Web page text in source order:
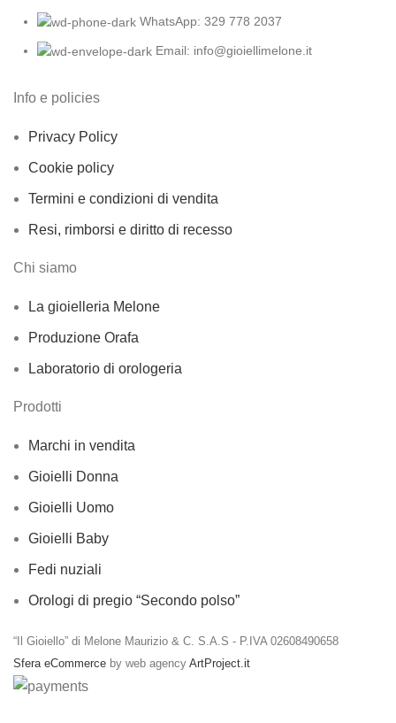
WhatsApp: 329 778 2037
Email: info@gioiellimelone.it
Info e policies
Privacy Policy
Cookie policy
Termini e condizioni di vendita
Resi, rimborsi e diritto di recesso
Chi siamo
La gioielleria Melone
Produzione Orafa
Laboratorio di orologeria
Prodotti
Marchi in vendita
Gioielli Donna
Gioielli Uomo
Gioielli Baby
Fedi nuziali
Orologi di pregio “Secondo polso”
“Il Gioiello” di Melone Maurizio & C. S.A.S - P.IVA 02608490658
Sfera eCommerce by web agency ArtProject.it